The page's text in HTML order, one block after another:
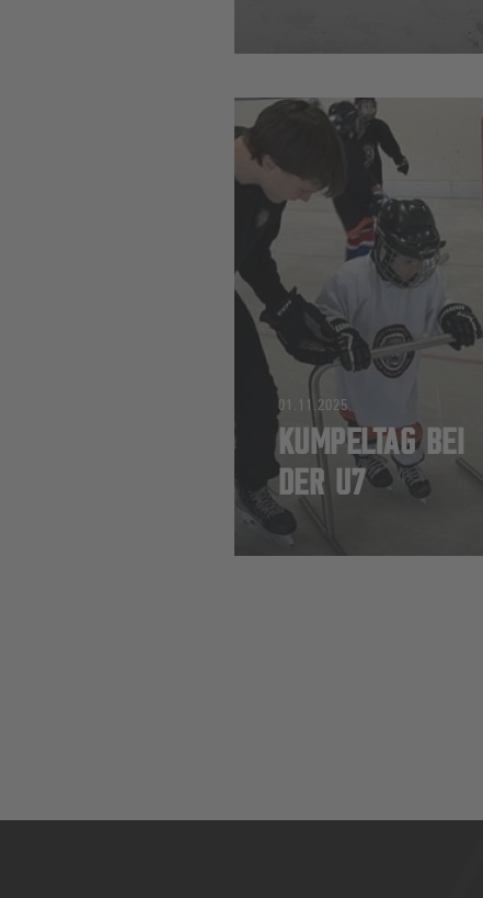
01.11.2025
KUMPELTAG BEI
DER U7